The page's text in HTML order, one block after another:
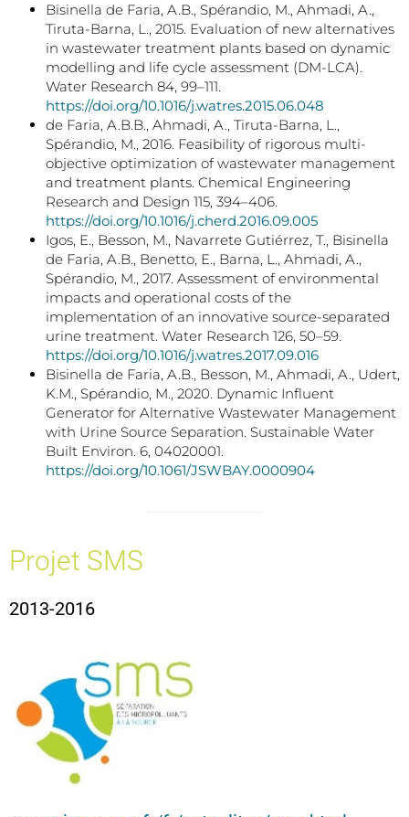
Bisinella de Faria, A.B., Spérandio, M., Ahmadi, A.,
Tiruta-Barna, L., 2015. Evaluation of new alternatives
in wastewater treatment plants based on dynamic
modelling and life cycle assessment (DM-LCA).
Water Research 84, 99–111.
https://doi.org/10.1016/j.watres.2015.06.048
de Faria, A.B.B., Ahmadi, A., Tiruta-Barna, L.,
Spérandio, M., 2016. Feasibility of rigorous multi-
objective optimization of wastewater management
and treatment plants. Chemical Engineering
Research and Design 115, 394–406.
https://doi.org/10.1016/j.cherd.2016.09.005
Igos, E., Besson, M., Navarrete Gutiérrez, T., Bisinella
de Faria, A.B., Benetto, E., Barna, L., Ahmadi, A.,
Spérandio, M., 2017. Assessment of environmental
impacts and operational costs of the
implementation of an innovative source-separated
urine treatment. Water Research 126, 50–59.
https://doi.org/10.1016/j.watres.2017.09.016
Bisinella de Faria, A.B., Besson, M., Ahmadi, A., Udert,
K.M., Spérandio, M., 2020. Dynamic Influent
Generator for Alternative Wastewater Management
with Urine Source Separation. Sustainable Water
Built Environ. 6, 04020001.
https://doi.org/10.1061/JSWBAY.0000904
Projet SMS
2013-2016